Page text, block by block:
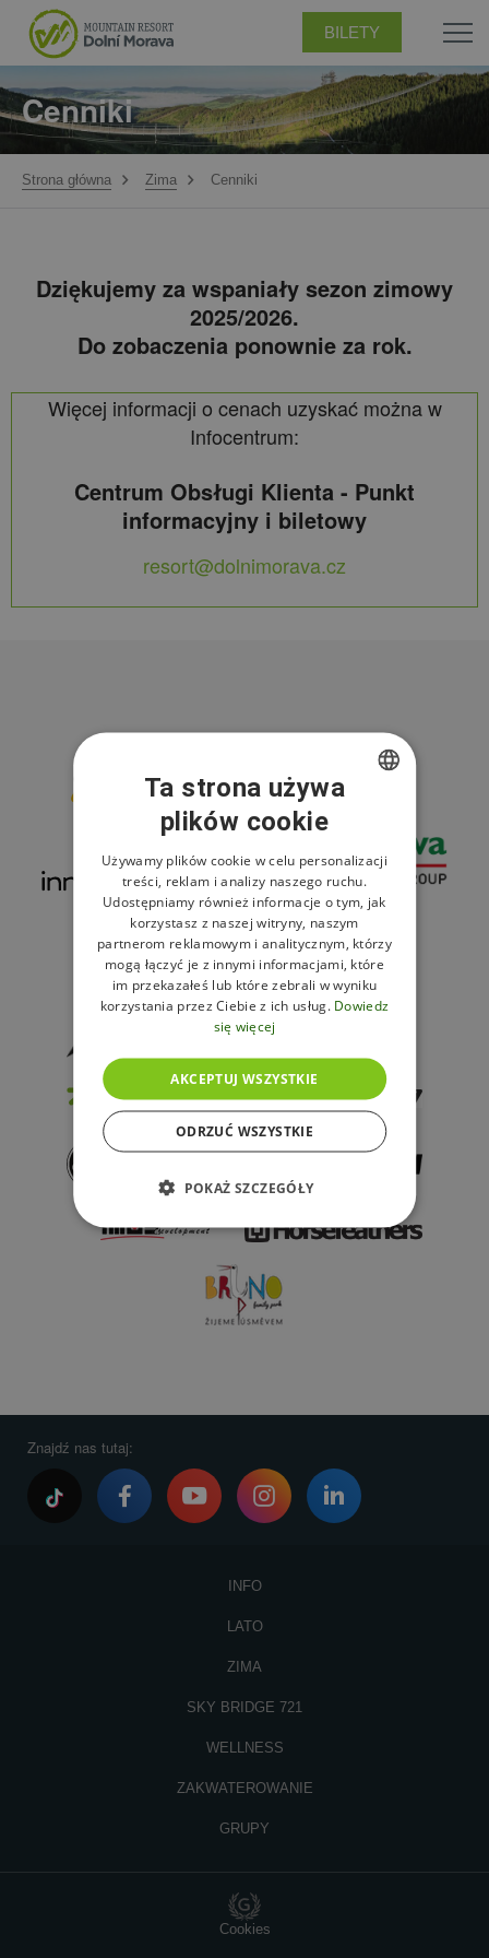
BILETY
Cenniki
Strona główna Zima Cenniki
Dziękujemy za wspaniały sezon zimowy
2025/2026.
Do zobaczenia ponownie za rok.
Więcej informacji o cenach uzyskać można w
Infocentrum:
Centrum Obsługi Klienta - Punkt
informacyjny i biletowy
resort@dolnimorava.cz
Partnerzy resortu
Znajdź nas tutaj:
INFO
LATO
ZIMA
SKY BRIDGE 721
WELLNESS
ZAKWATEROWANIE
GRUPY
Cookies
ENGLISH
POLISH
Ta strona używa
plików cookie
Używamy plików cookie w celu personalizacji
treści, reklam i analizy naszego ruchu.
Udostępniamy również informacje o tym, jak
korzystasz z naszej witryny, naszym
partnerom reklamowym i analitycznym, którzy
mogą łączyć je z innymi informacjami, które
im przekazałeś lub które zebrali w wyniku
korzystania przez Ciebie z ich usług. Dowiedz
się więcej
AKCEPTUJ WSZYSTKIE
ODRZUĆ WSZYSTKIE
POKAŻ SZCZEGÓŁY